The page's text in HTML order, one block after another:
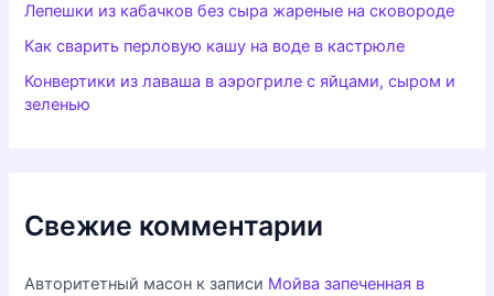
Лепешки из кабачков без сыра жареные на сковороде
Как сварить перловую кашу на воде в кастрюле
Конвертики из лаваша в аэрогриле с яйцами, сыром и
зеленью
Свежие комментарии
Авторитетный масон к записи Мойва запеченная в